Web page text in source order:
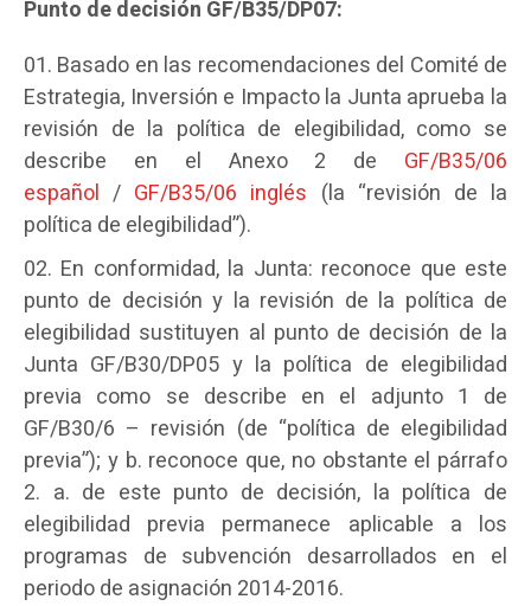
Punto de decisión GF/B35/DP07:
Basado en las recomendaciones del Comité de
Estrategia, Inversión e Impacto la Junta aprueba la
revisión de la política de elegibilidad, como se
describe en el Anexo 2 de GF/B35/06
español / GF/B35/06 inglés (la “revisión de la
política de elegibilidad”).
En conformidad, la Junta: reconoce que este
punto de decisión y la revisión de la política de
elegibilidad sustituyen al punto de decisión de la
Junta GF/B30/DP05 y la política de elegibilidad
previa como se describe en el adjunto 1 de
GF/B30/6 – revisión (de “política de elegibilidad
previa”); y b. reconoce que, no obstante el párrafo
2. a. de este punto de decisión, la política de
elegibilidad previa permanece aplicable a los
programas de subvención desarrollados en el
periodo de asignación 2014-2016.